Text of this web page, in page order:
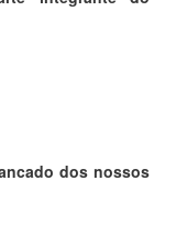
dos nossos